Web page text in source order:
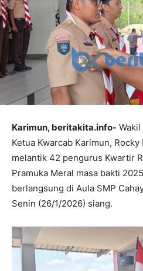
Karimun, beritakita.info-
Ketua Kwarcab Karimun,
melantik 42 pengurus Kwartir
Pramuka Meral masa bakti
berlangsung di Aula SMP
Senin (26/1/2026) siang.